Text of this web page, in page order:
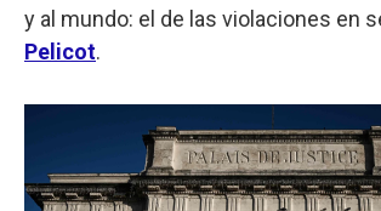
y al mundo: el de las violaciones en
Pelicot.